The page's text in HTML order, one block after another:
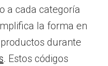
a cada categoría
la forma en
durante
. Estos códigos